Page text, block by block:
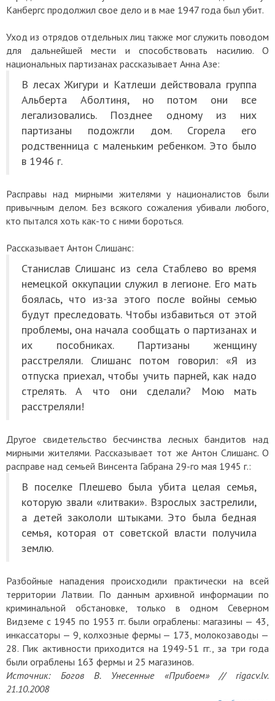
Канбергс продолжил свое дело и в мае 1947 года был убит.
Уход из отрядов отдельных лиц также мог служить поводом
для дальнейшей мести и способствовать насилию. О
национальных партизанах рассказывает Анна Азе:
В лесах Жигури и Катлеши действовала группа
Альберта Аболтиня, но потом они все
легализовались. Позднее одному из них
партизаны подожгли дом. Сгорела его
родственница с маленьким ребенком. Это было
в 1946 г.
Расправы над мирными жителями у националистов были
привычным делом. Без всякого сожаления убивали любого,
кто пытался хоть как-то с ними бороться.
Рассказывает Антон Слишанс:
Станислав Слишанс из села Стаблево во время
немецкой оккупации служил в легионе. Его мать
боялась, что из-за этого после войны семью
будут преследовать. Чтобы избавиться от этой
проблемы, она начала сообщать о партизанах и
их пособниках. Партизаны женщину
расстреляли. Слишанс потом говорил: «Я из
отпуска приехал, чтобы учить парней, как надо
стрелять. А что они сделали? Мою мать
расстреляли!
Другое свидетельство бесчинства лесных бандитов над
мирными жителями. Рассказывает тот же Антон Слишанс. О
расправе над семьей Винсента Габрана 29-го мая 1945 г.:
В поселке Плешево была убита целая семья,
которую звали «литваки». Взрослых застрелили,
а детей закололи штыками. Это была бедная
семья, которая от советской власти получила
землю.
Разбойные нападения происходили практически на всей
территории Латвии. По данным архивной информации по
криминальной обстановке, только в одном Северном
Видземе с 1945 по 1953 гг. были ограблены: магазины — 43,
инкассаторы — 9, колхозные фермы — 173, молокозаводы —
28. Пик активности приходится на 1949-51 гг., за три года
были ограблены 163 фермы и 25 магазинов.
Источник: Богов В. Унесенные «Прибоем» // rigacv.lv.
21.10.2008